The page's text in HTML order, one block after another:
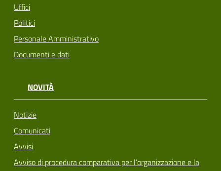
Uffici
Politici
Personale Amministrativo
Documenti e dati
NOVITÀ
Notizie
Comunicati
Avvisi
Avviso di procedura comparativa per l’organizzazione e la